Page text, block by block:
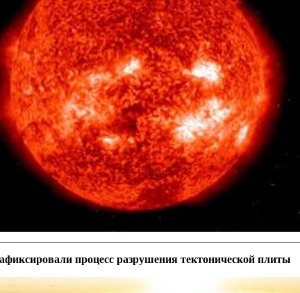
процесс разрушения тектонической плиты